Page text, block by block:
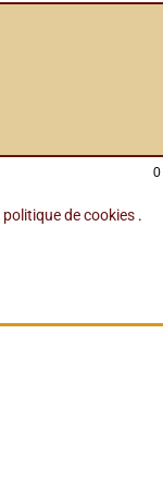
0
politique de cookies.